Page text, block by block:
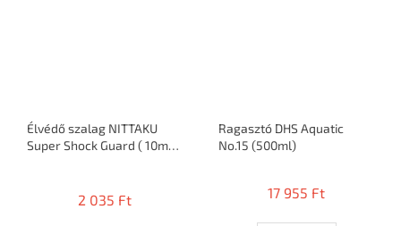
Élvédő szalag NITTAKU
Super Shock Guard ( 10mm
átlagos
2 035 Ft
Ragasztó DHS Aquatic
No.15 (500ml)
17 955 Ft